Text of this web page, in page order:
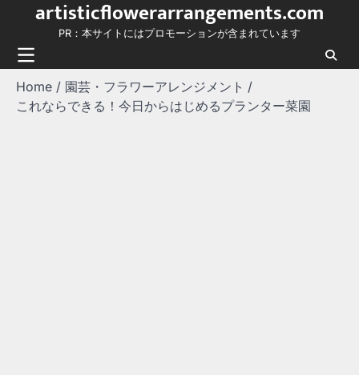
content
artisticflowerarrangements.com
PR：本サイトにはプロモーションが含まれています
Home
園芸・フラワーアレンジメント
これならできる！今日からはじめるプランター菜園